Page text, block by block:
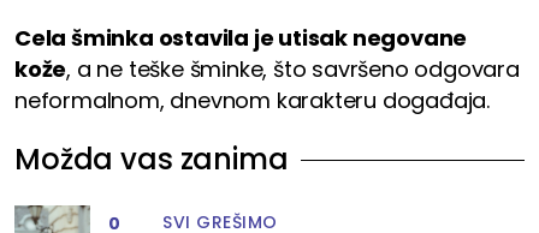
Cela šminka ostavila je utisak negovane
kože, a ne teške šminke, što savršeno odgovara
neformalnom, dnevnom karakteru događaja.
Možda vas zanima
0 SVI GREŠIMO